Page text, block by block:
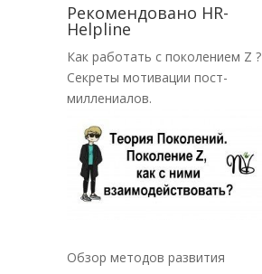
Рекомендовано HR-
Helpline
Как работать с поколением Z ?
Секреты мотивации пост-
миллениалов.
Обзор методов развития